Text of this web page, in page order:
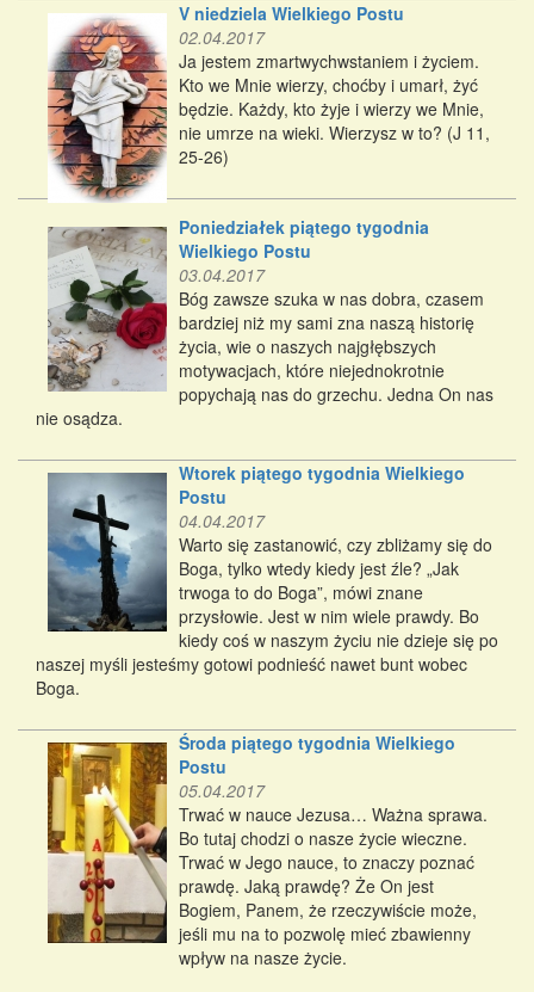
V niedziela Wielkiego Postu
02.04.2017
Ja jestem zmartwychwstaniem i życiem.
Kto we Mnie wierzy, choćby i umarł, żyć
będzie. Każdy, kto żyje i wierzy we Mnie,
nie umrze na wieki. Wierzysz w to? (J 11,
25-26)
Poniedziałek piątego tygodnia
Wielkiego Postu
03.04.2017
Bóg zawsze szuka w nas dobra, czasem
bardziej niż my sami zna naszą historię
życia, wie o naszych najgłębszych
motywacjach, które niejednokrotnie
popychają nas do grzechu. Jedna On nas
nie osądza.
Wtorek piątego tygodnia Wielkiego
Postu
04.04.2017
Warto się zastanowić, czy zbliżamy się do
Boga, tylko wtedy kiedy jest źle? „Jak
trwoga to do Boga”, mówi znane
przysłowie. Jest w nim wiele prawdy. Bo
kiedy coś w naszym życiu nie dzieje się po
naszej myśli jesteśmy gotowi podnieść nawet bunt wobec
Boga.
Środa piątego tygodnia Wielkiego
Postu
05.04.2017
Trwać w nauce Jezusa… Ważna sprawa.
Bo tutaj chodzi o nasze życie wieczne.
Trwać w Jego nauce, to znaczy poznać
prawdę. Jaką prawdę? Że On jest
Bogiem, Panem, że rzeczywiście może,
jeśli mu na to pozwolę mieć zbawienny
wpływ na nasze życie.